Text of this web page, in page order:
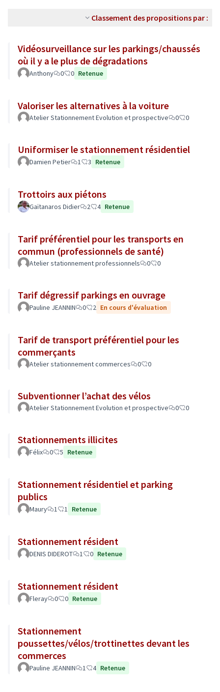
Classement des propositions par :
Vidéosurveillance sur les parkings/chaussés
où il y a le plus de dégradations
Anthony 0 0 Retenue
Valoriser les alternatives à la voiture
Atelier Stationnement Evolution et prospective 0 0
Uniformiser le stationnement résidentiel
Damien Petier 1 3 Retenue
Trottoirs aux piétons
Gaïtanaros Didier 2 4 Retenue
Tarif préférentiel pour les transports en
commun (professionnels de santé)
Atelier stationnement professionnels 0 0
Tarif dégressif parkings en ouvrage
Pauline JEANNIN 0 2 En cours d'évaluation
Tarif de transport préférentiel pour les
commerçants
Atelier stationnement commerces 0 0
Subventionner l’achat des vélos
Atelier Stationnement Evolution et prospective 0 0
Stationnements illicites
Félix 0 5 Retenue
Stationnement résidentiel et parking
publics
Maury 1 1 Retenue
Stationnement résident
DENIS DIDEROT 1 0 Retenue
Stationnement résident
Fleray 0 0 Retenue
Stationnement
poussettes/vélos/trottinettes devant les
commerces
Pauline JEANNIN 1 4 Retenue